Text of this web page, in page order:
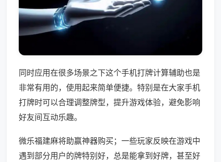
同时应用在很多场景之下这个手机打牌计算辅助也是
非常有用的，使用起来简单便捷。特别是在大家手机
打牌时可以合理调整牌型，提升游戏体验，避免影响
好友间互动乐趣。
微乐福建麻将助赢神器购买；一些玩家反映在游戏中
遇到部分用户的牌特别好，总是能拿到好牌，甚至好